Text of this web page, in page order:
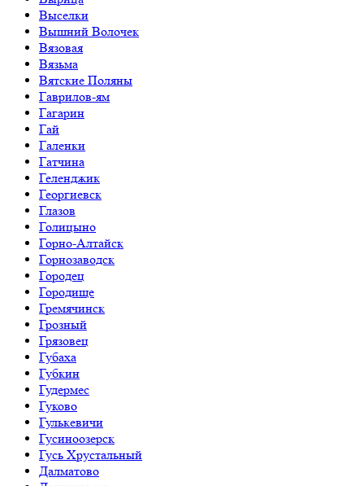
Выселки
Вышний Волочек
Вязовая
Вязьма
Вятские Поляны
Гаврилов-ям
Гагарин
Гай
Галенки
Гатчина
Геленджик
Георгиевск
Глазов
Голицыно
Горно-Алтайск
Горнозаводск
Городец
Городище
Гремячинск
Грозный
Грязовец
Губаха
Губкин
Гудермес
Гуково
Гулькевичи
Гусиноозерск
Гусь Хрустальный
Далматово